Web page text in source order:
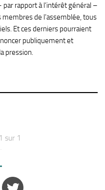
rapport à l’intérêt général –
de l’assemblée, tous
Et ces derniers pourraient
publiquement et
pression.
sur 1